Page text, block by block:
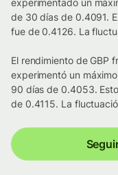
experimentado un
de 30 días de 0.4091.
fue de 0.4126. La
El rendimiento de GBP
experimentó un
90 días de 0.4053.
de 0.4115. La